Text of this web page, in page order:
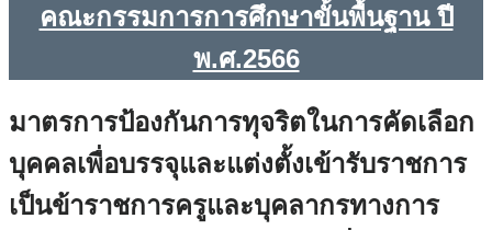
คณะกรรมการการศึกษาขั้นพื้นฐาน ปี
พ.ศ.2566
มาตรการป้องกันการทุจริตในการคัดเลือก
บุคคลเพื่อบรรจุและแต่งตั้งเข้ารับราชการ
เป็นข้าราชการครูและบุคลากรทางการ